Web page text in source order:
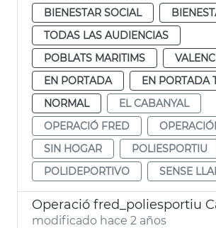
BIENESTAR SOCIAL
TODAS LAS AUDIENCIAS
POBLATS MARITIMS
EN PORTADA
EN PORTADA
NORMAL
EL CABANYAL
OPERACIÓ FRED
SIN HOGAR
POLIESPORTIU
POLIDEPORTIVO
SENSE
Operació fred_poliesportiu
modificado hace 2 años